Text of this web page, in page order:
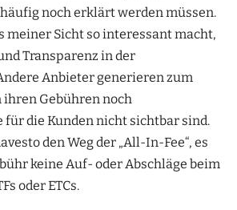
noch erklärt werden müssen.
meiner Sicht so interessant macht,
Transparenz in der
Anbieter generieren zum
ihren Gebühren noch
für die Kunden nicht sichtbar sind.
den Weg der „All-In-Fee“, es
keine Auf- oder Abschläge beim
oder ETCs.